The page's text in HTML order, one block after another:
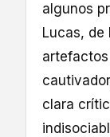
algunos
Lucas,
clara